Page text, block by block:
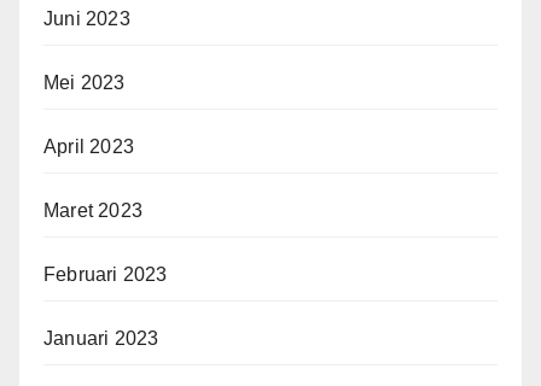
Juni 2023
Mei 2023
April 2023
Maret 2023
Februari 2023
Januari 2023